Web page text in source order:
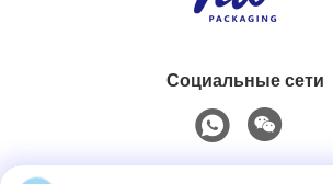
Социальные сети